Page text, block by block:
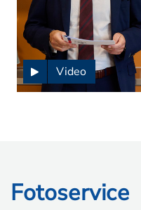
Video
Fotoservice